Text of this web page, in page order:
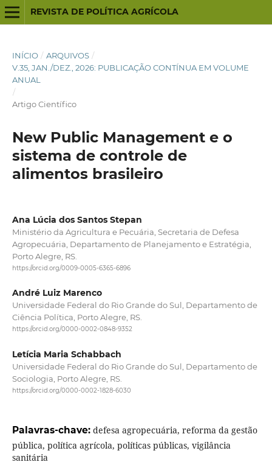
REVISTA DE POLÍTICA AGRÍCOLA
INÍCIO / ARQUIVOS /
V.35, JAN./DEZ., 2026: PUBLICAÇÃO CONTÍNUA EM VOLUME
ANUAL
/
Artigo Científico
New Public Management e o
sistema de controle de
alimentos brasileiro
Ana Lúcia dos Santos Stepan
Ministério da Agricultura e Pecuária, Secretaria de Defesa
Agropecuária, Departamento de Planejamento e Estratégia,
Porto Alegre, RS.
https://orcid.org/0009-0005-6365-6896
André Luiz Marenco
Universidade Federal do Rio Grande do Sul, Departamento de
Ciência Política, Porto Alegre, RS.
https://orcid.org/0000-0002-0848-9352
Letícia Maria Schabbach
Universidade Federal do Rio Grande do Sul, Departamento de
Sociologia, Porto Alegre, RS.
https://orcid.org/0000-0002-1828-6030
Palavras-chave: defesa agropecuária, reforma da gestão
pública, política agrícola, políticas públicas, vigilância
sanitária